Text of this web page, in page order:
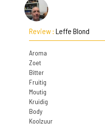
Review : Leffe Blond
Aroma
Zoet
Bitter
Fruitig
Moutig
Kruidig
Body
Koolzuur